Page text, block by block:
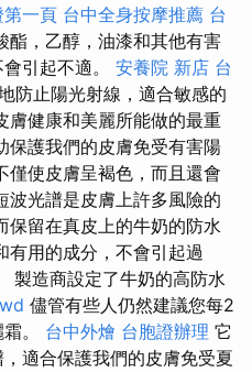
一頁 台中全身按摩推薦 台
酯，乙醇，油漆和其他有害
引起不適。 安養院 新店 台
防止陽光射線，適合敏感的
膚健康和美麗所能做的最重
保護我們的皮膚免受有害陽
僅使皮膚呈褐色，而且還會
波光譜是皮膚上許多風險的
保留在真皮上的牛奶的防水
有用的成分，不會引起過
製造商設定了牛奶的高防水
儘管有些人仍然建議您每2
。 台中外燴 台胞證辦理 它
適合保護我們的皮膚免受夏